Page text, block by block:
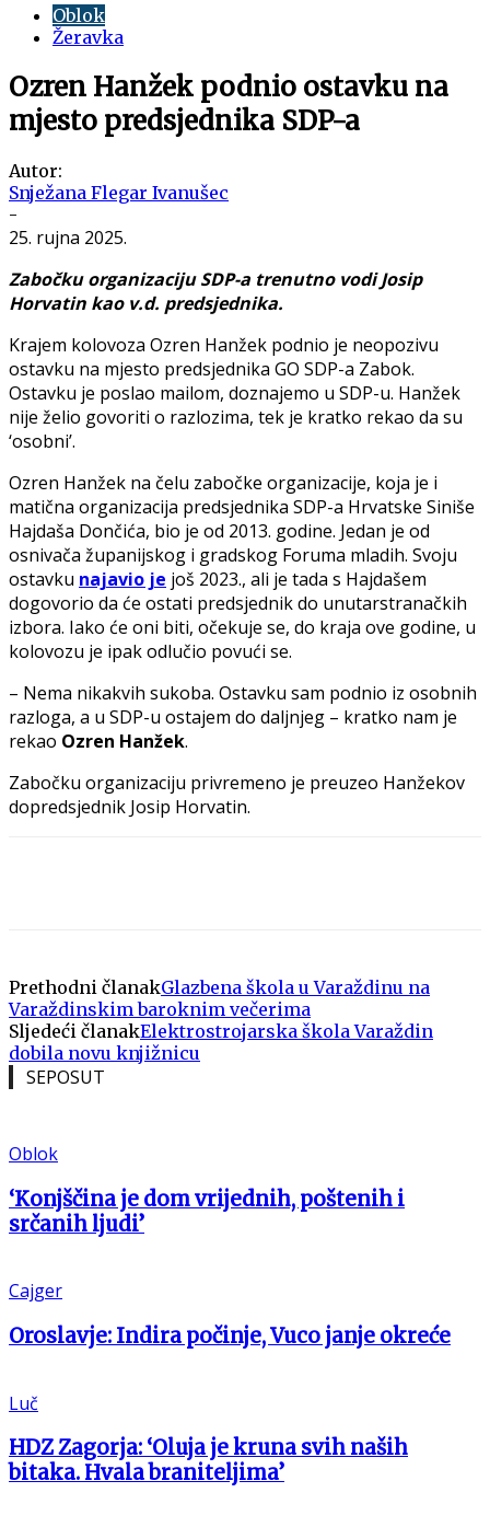
Oblok
Žeravka
Ozren Hanžek podnio ostavku na
mjesto predsjednika SDP-a
Autor:
Snježana Flegar Ivanušec
-
25. rujna 2025.
Zabočku organizaciju SDP-a trenutno vodi Josip
Horvatin kao v.d. predsjednika.
Krajem kolovoza Ozren Hanžek podnio je neopozivu
ostavku na mjesto predsjednika GO SDP-a Zabok.
Ostavku je poslao mailom, doznajemo u SDP-u. Hanžek
nije želio govoriti o razlozima, tek je kratko rekao da su
‘osobni’.
Ozren Hanžek na čelu zabočke organizacije, koja je i
matična organizacija predsjednika SDP-a Hrvatske Siniše
Hajdaša Dončića, bio je od 2013. godine. Jedan je od
osnivača županijskog i gradskog Foruma mladih. Svoju
ostavku najavio je još 2023., ali je tada s Hajdašem
dogovorio da će ostati predsjednik do unutarstranačkih
izbora. Iako će oni biti, očekuje se, do kraja ove godine, u
kolovozu je ipak odlučio povući se.
– Nema nikakvih sukoba. Ostavku sam podnio iz osobnih
razloga, a u SDP-u ostajem do daljnjeg – kratko nam je
rekao Ozren Hanžek.
Zabočku organizaciju privremeno je preuzeo Hanžekov
dopredsjednik Josip Horvatin.
Prethodni članakGlazbena škola u Varaždinu na
Varaždinskim baroknim večerima
Sljedeći članakElektrostrojarska škola Varaždin
dobila novu knjižnicu
SEPOSUT
Oblok
‘Konjščina je dom vrijednih, poštenih i
srčanih ljudi’
Cajger
Oroslavje: Indira počinje, Vuco janje okreće
Luč
HDZ Zagorja: ‘Oluja je kruna svih naših
bitaka. Hvala braniteljima’